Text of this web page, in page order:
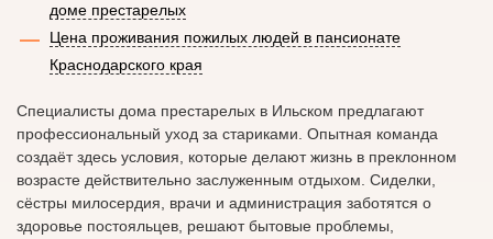
доме престарелых
Цена проживания пожилых людей в пансионате
Краснодарского края
Специалисты дома престарелых в Ильском предлагают
профессиональный уход за стариками. Опытная команда
создаёт здесь условия, которые делают жизнь в преклонном
возрасте действительно заслуженным отдыхом. Сиделки,
сёстры милосердия, врачи и администрация заботятся о
здоровье постояльцев, решают бытовые проблемы,